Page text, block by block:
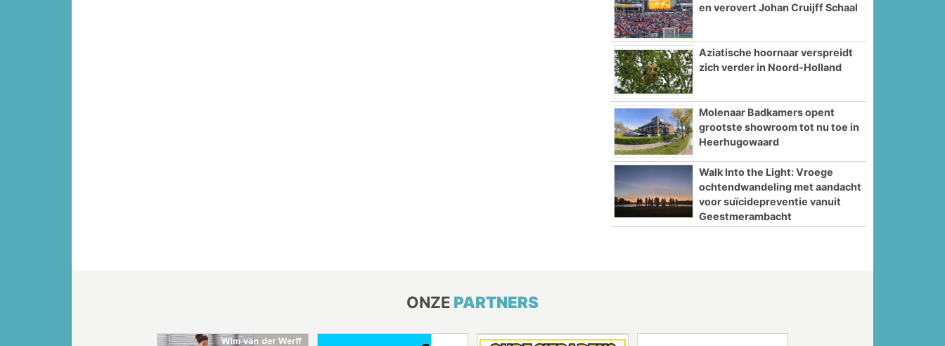
en verovert Johan Cruijff Schaal
Aziatische hoornaar verspreidt
zich verder in Noord-Holland
Molenaar Badkamers opent
grootste showroom tot nu toe in
Heerhugowaard
Walk Into the Light: Vroege
ochtendwandeling met aandacht
voor suïcidepreventie vanuit
Geestmerambacht
ONZE PARTNERS